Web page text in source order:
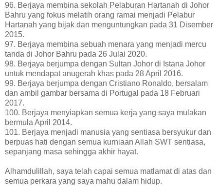
96. Berjaya membina sekolah Pelaburan Hartanah di Johor
Bahru yang fokus melatih orang ramai menjadi Pelabur
Hartanah yang bijak dan menguntungkan pada 31 Disember
2015.
97. Berjaya membina sebuah menara yang menjadi mercu
tanda di Johor Bahru pada 26 Julai 2020.
98. Berjaya berjumpa dengan Sultan Johor di Istana Johor
untuk mendapat anugerah khas pada 28 April 2016.
99. Berjaya berjumpa dengan Cristiano Ronaldo, bersalam
dan ambil gambar bersama di Portugal pada 18 Februari
2017.
100. Berjaya menyiapkan semua kerja yang saya mulakan
bermula April 2014.
101. Berjaya menjadi manusia yang sentiasa bersyukur dan
berpuas hati dengan semua kurniaan Allah SWT sentiasa,
sepanjang masa sehingga akhir hayat.
Alhamdulillah, saya telah capai semua matlamat di atas dan
semua perkara yang saya mahu dalam hidup.